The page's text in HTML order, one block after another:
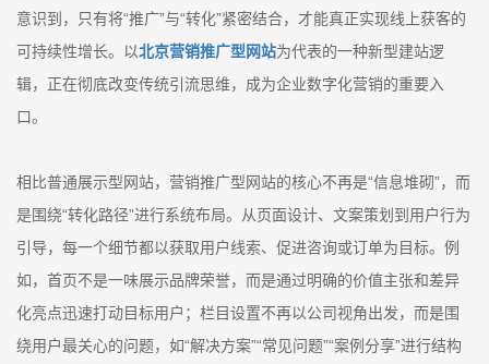
意识到，只有将“推广”与“转化”紧密结合，才能真正实现线上获客的
可持续性增长。以北京营销推广型网站为代表的一种新型建站逻
辑，正在彻底改变传统引流思维，成为企业数字化营销的重要入
口。
相比普通展示型网站，营销推广型网站的核心不再是“信息堆砌”，而
是围绕“转化路径”进行系统布局。从页面设计、文案策划到用户行为
引导，每一个细节都以获取用户线索、促进咨询或订单为目标。例
如，首页不是一味展示品牌荣誉，而是通过明确的价值主张和差异
化亮点迅速打动目标用户；栏目设置不再以公司视角出发，而是围
绕用户最关心的问题，如“解决方案”“常见问题”“案例分享”进行结构